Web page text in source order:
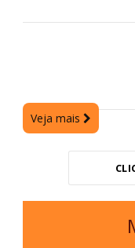
Veja mais